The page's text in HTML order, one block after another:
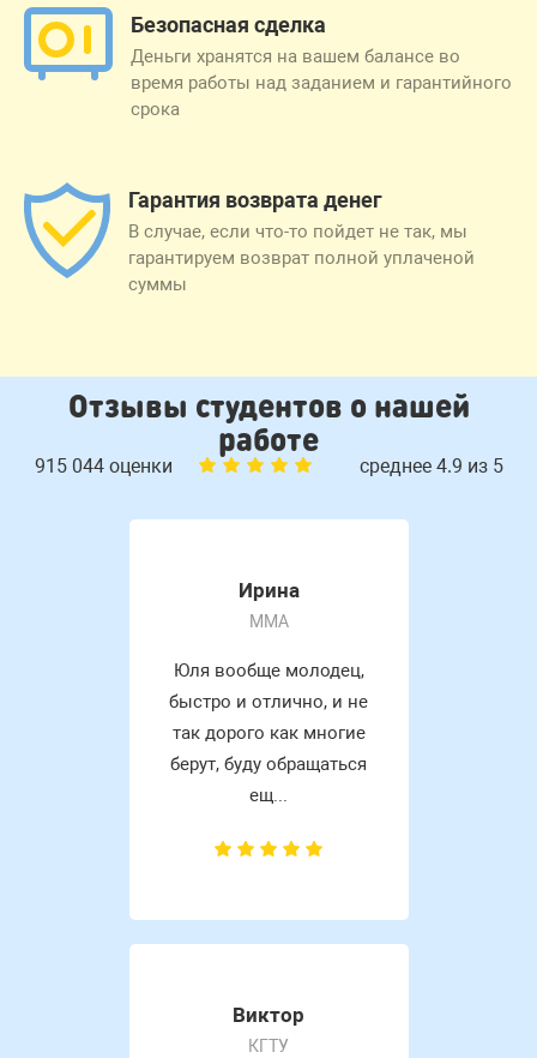
Безопасная сделка
Деньги хранятся на вашем балансе во
время работы над заданием и гарантийного
срока
Гарантия возврата денег
В случае, если что-то пойдет не так, мы
гарантируем возврат полной уплаченой
суммы
Отзывы студентов о нашей
работе
915 044 оценки среднее 4.9 из 5
Ирина
MMA
Юля вообще молодец,
быстро и отлично, и не
так дорого как многие
берут, буду обращаться
ещ...
Виктор
КГТУ